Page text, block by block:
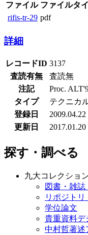
ファイル ファイルタ
rifis-tr-29 pdf
詳細
レコードID 3137
査読有無
査読無
注記
Proc.
タイプ
テクニカ
登録日
2009.04.22
更新日
2017.01.20
探す・調べる
九大コレクショ
図書・雑
リポジトリ
学位論文
貴重資料デ
中村哲著述